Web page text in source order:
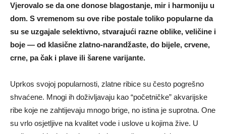
Vjerovalo se da one donose blagostanje, mir i harmoniju u
dom. S vremenom su ove ribe postale toliko popularne da
su se uzgajale selektivno, stvarajući razne oblike, veličine i
boje — od klasične zlatno-narandžaste, do bijele, crvene,
crne, pa čak i plave ili šarene varijante.
Uprkos svojoj popularnosti, zlatne ribice su često pogrešno
shvaćene. Mnogi ih doživljavaju kao “početničke” akvarijske
ribe koje ne zahtijevaju mnogo brige, no istina je suprotna. One
su vrlo osjetljive na kvalitet vode i uslove u kojima žive. U